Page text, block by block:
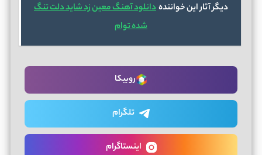
دیگر آثار این خوانندهدانلود آهنگ معین زد شاید دلت تنگ
شده توام
روبیکا
تلگرام
اینستاگرام